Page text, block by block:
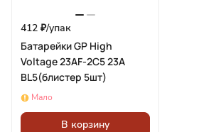
412 ₽/упак
Батарейки GP High
Voltage 23AF-2C5 23A
BL5(блистер 5шт)
Мало
В корзину